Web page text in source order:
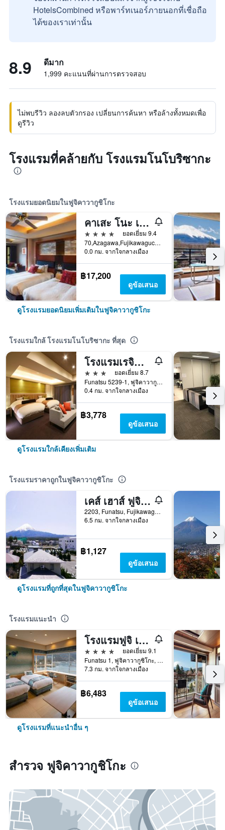
HotelsCombined หรือพาร์ทเนอร์ภายนอกที่เชื่อถือ
ได้ของเราเท่านั้น
8.9 ดีมาก
1,999 คะแนนที่ผ่านการตรวจสอบ
ไม่พบรีวิว ลองลบตัวกรอง เปลี่ยนการค้นหา หรือล้างทั้งหมดเพื่อ
ดูรีวิว
โรงแรมที่คล้ายกับ โรงแรมโนโบริซากะ
โรงแรมยอดนิยมในฟูจิคาวากูชิโกะ
คาเสะ โนะ เทอร์เรซ คุคุนะ
4 ดาว
ยอดเยี่ยม 9.4
70,Azagawa,Fujikawaguchiko-cho,Minamitsuru-gun, ฟูจิคาวากูชิโกะ, ญี่ปุ่น
0.0 กม. จากใจกลางเมือง
฿17,200
ดูข้อเสนอ
ดูโรงแรมยอดนิยมเพิ่มเติมในฟูจิคาวากูชิโกะ
โรงแรมใกล้ โรงแรมโนโบริซากะ ที่สุด
โรงแรมเรจินา คาวากูชิโกะ
3 ดาว
ยอดเยี่ยม 8.7
Funatsu 5239-1, ฟูจิคาวากูชิโกะ, ญี่ปุ่น
0.4 กม. จากใจกลางเมือง
฿3,778
ดูข้อเสนอ
ดูโรงแรมใกล้เคียงเพิ่มเติม
โรงแรมราคาถูกในฟูจิคาวากูชิโกะ
เคส์ เฮาส์ ฟูจิ วิว - โฮสเทล
2203, Funatsu, Fujikawaguchiko-machi Minamitsuru-gun, ฟูจิคาวากูชิโกะ, ญี่ปุ่น
6.5 กม. จากใจกลางเมือง
฿1,127
ดูข้อเสนอ
ดูโรงแรมที่ถูกที่สุดในฟูจิคาวากูชิโกะ
โรงแรมแนะนำ
โรงแรมฟูจิ เลค
4 ดาว
ยอดเยี่ยม 9.1
Funatsu 1, ฟูจิคาวากูชิโกะ, ญี่ปุ่น
7.3 กม. จากใจกลางเมือง
฿6,483
ดูข้อเสนอ
ดูโรงแรมที่แนะนำอื่น ๆ
สำรวจ ฟูจิคาวากูชิโกะ